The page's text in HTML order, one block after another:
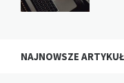
NAJNOWSZE